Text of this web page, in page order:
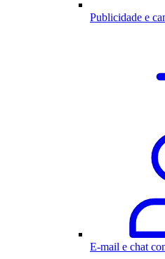
Publicidade e
E-mail e chat